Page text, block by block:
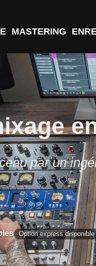
MASTERING
par un
Option express disponible